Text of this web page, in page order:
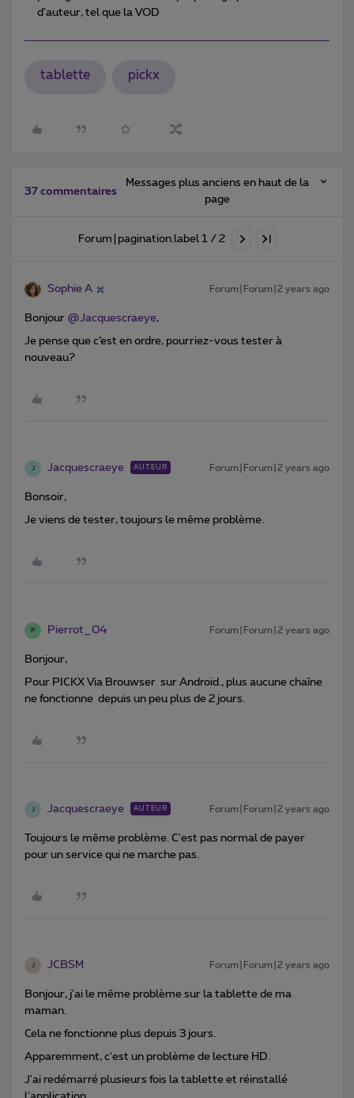
d'auteur, tel que la VOD
tablette pickx
37 commentaires
Messages plus anciens en haut de la
page
Forum|pagination.label 1 / 2
Sophie A Forum|Forum|2 years ago
Bonjour @Jacquescraeye,
Je pense que c’est en ordre, pourriez-vous tester à
nouveau?
J Jacquescraeye AUTEUR Forum|Forum|2 years ago
Bonsoir,
Je viens de tester, toujours le même problème.
P Pierrot_04 Forum|Forum|2 years ago
Bonjour,
Pour PICKX Via Brouwser sur Android., plus aucune chaîne
ne fonctionne depuis un peu plus de 2 jours.
J Jacquescraeye AUTEUR Forum|Forum|2 years ago
Toujours le même problème. C'est pas normal de payer
pour un service qui ne marche pas.
J JCBSM Forum|Forum|2 years ago
Bonjour, j'ai le même problème sur la tablette de ma
maman.
Cela ne fonctionne plus depuis 3 jours.
Apparemment, c'est un problème de lecture HD.
J'ai redémarré plusieurs fois la tablette et réinstallé